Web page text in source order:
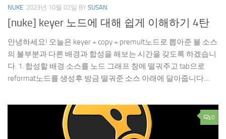
NUKE 2023년 10월 02일 BY SUSAN
[nuke] keyer 노드에 대해 쉽게 이해하기 4탄
안녕하세요! 오늘은 keyer + copy + premult노드로 뽑아준 불 소스
의 불부분과 다른 배경과 합성을 해보는 시간을 갖도록 하겠습니
다. 1. 합성할 배경 소스를 노드 그래프 창에 떨궈주고 tab으로
reformat노드를 생성후 방금 떨궈준 소스 아래에 달아줍니다....
0